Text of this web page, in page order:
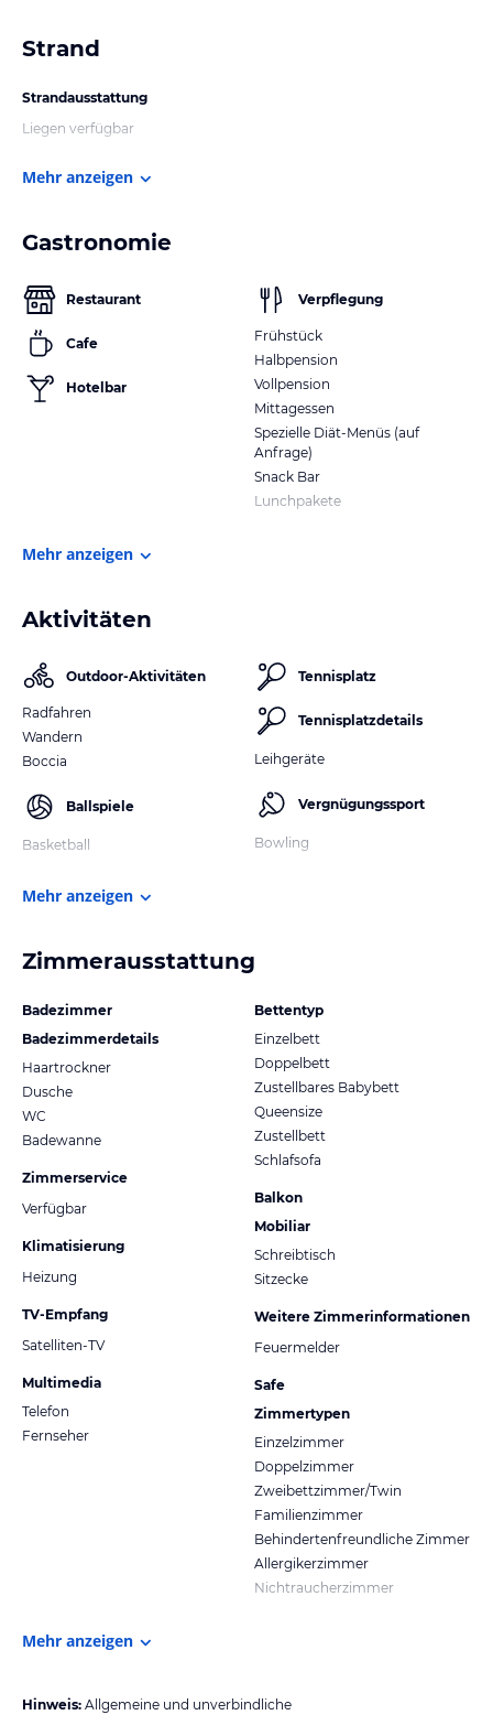
Strand
Strandausstattung
Liegen verfügbar
Mehr anzeigen
Gastronomie
Restaurant
Cafe
Hotelbar
Verpflegung
Frühstück
Halbpension
Vollpension
Mittagessen
Spezielle Diät-Menüs (auf
Anfrage)
Snack Bar
Lunchpakete
Mehr anzeigen
Aktivitäten
Outdoor-Aktivitäten
Radfahren
Wandern
Boccia
Ballspiele
Basketball
Tennisplatz
Tennisplatzdetails
Leihgeräte
Vergnügungssport
Bowling
Mehr anzeigen
Zimmerausstattung
Badezimmer
Badezimmerdetails
Haartrockner
Dusche
WC
Badewanne
Zimmerservice
Verfügbar
Klimatisierung
Heizung
TV-Empfang
Satelliten-TV
Multimedia
Telefon
Fernseher
Bettentyp
Einzelbett
Doppelbett
Zustellbares Babybett
Queensize
Zustellbett
Schlafsofa
Balkon
Mobiliar
Schreibtisch
Sitzecke
Weitere Zimmerinformationen
Feuermelder
Safe
Zimmertypen
Einzelzimmer
Doppelzimmer
Zweibettzimmer/Twin
Familienzimmer
Behindertenfreundliche Zimmer
Allergikerzimmer
Nichtraucherzimmer
Mehr anzeigen
Hinweis: Allgemeine und unverbindliche